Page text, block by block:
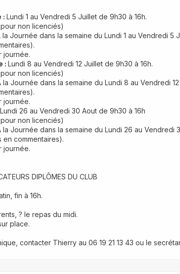
: Lundi 1 au Vendredi 5 Juillet de 9h30 à 16h.
non licenciés)
la Journée dans la semaine du Lundi 1 au Vendredi
journée.
: Lundi 8 au Vendredi 12 Juillet de 9h30 à 16h.
non licenciés)
la Journée dans la semaine du Lundi 8 au Vendredi
journée.
26 au Vendredi 30 Aout de 9h30 à 16h
non licenciés)
la Journée dans la semaine du Lundi 26 au Vendredi
commentaires).
journée.
DIPLÔMES DU CLUB
fin à 16h.
? le repas du midi.
place.
contacter Thierry au ‭06 19 21 13 43‬ ou le